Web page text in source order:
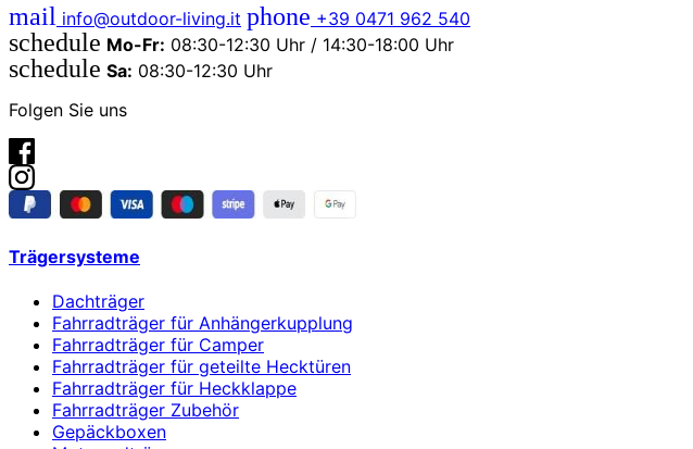
mail info@outdoor-living.it phone +39 0471 962 540
schedule Mo-Fr: 08:30-12:30 Uhr / 14:30-18:00 Uhr
schedule Sa: 08:30-12:30 Uhr
Folgen Sie uns
Trägersysteme
Dachträger
Fahrradträger für Anhängerkupplung
Fahrradträger für Camper
Fahrradträger für geteilte Hecktüren
Fahrradträger für Heckklappe
Fahrradträger Zubehör
Gepäckboxen